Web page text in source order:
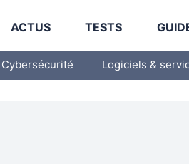
ACTUS TESTS
Cybersécurité Logiciels &